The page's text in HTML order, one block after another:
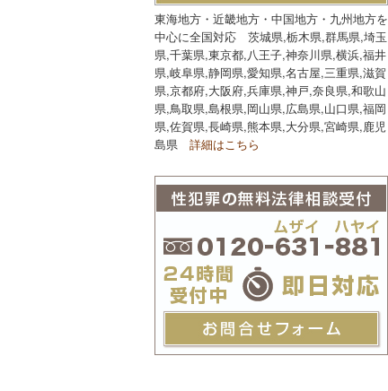
東海地方・近畿地方・中国地方・九州地方を
中心に全国対応 茨城県,栃木県,群馬県,埼玉
県,千葉県,東京都,八王子,神奈川県,横浜,福井
県,岐阜県,静岡県,愛知県,名古屋,三重県,滋賀
県,京都府,大阪府,兵庫県,神戸,奈良県,和歌山
県,鳥取県,島根県,岡山県,広島県,山口県,福岡
県,佐賀県,長崎県,熊本県,大分県,宮崎県,鹿児
島県 詳細はこちら